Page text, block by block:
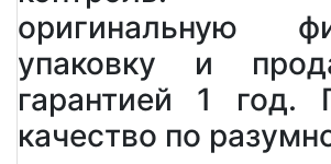
оригинальную
упаковку и
гарантией 1 год.
качество по